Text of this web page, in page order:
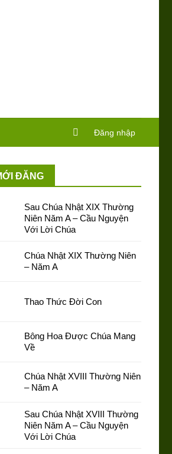
Đăng nhập
ĐĂNG
Sau Chúa Nhật XIX Thường
Niên Năm A – Cầu Nguyện
Với Lời Chúa
Chúa Nhật XIX Thường Niên
– Năm A
Thao Thức Đời Con
Bông Hoa Được Chúa Mang
Về
Chúa Nhật XVIII Thường Niên
– Năm A
Sau Chúa Nhật XVIII Thường
Niên Năm A – Cầu Nguyện
Với Lời Chúa